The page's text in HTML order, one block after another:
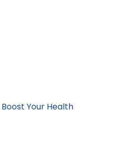
Your Health